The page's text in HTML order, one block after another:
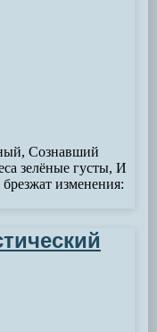
Сознавший
зелёные густы, И
изменения: